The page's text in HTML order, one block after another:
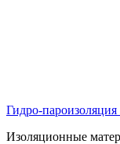
Гидро-
Изоляционные